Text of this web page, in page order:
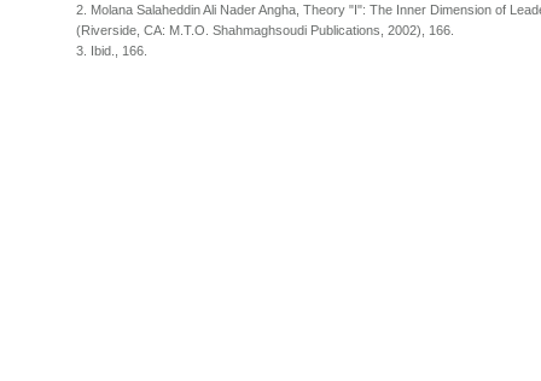
Freiheit und Liebe, der in den Schriften der Sufi
beschrieben wird.2 Die Worte von Amir-al Mo’menin
2. Molana Salaheddin Ali Nader Angha, Theory "I": The Inner Dimension of
(Riverside, CA: M.T.O. Shahmaghsoudi Publications, 2002), 166.
3. Ibid., 166.